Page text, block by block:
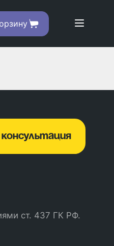
консультация
ст. 437 ГК РФ.